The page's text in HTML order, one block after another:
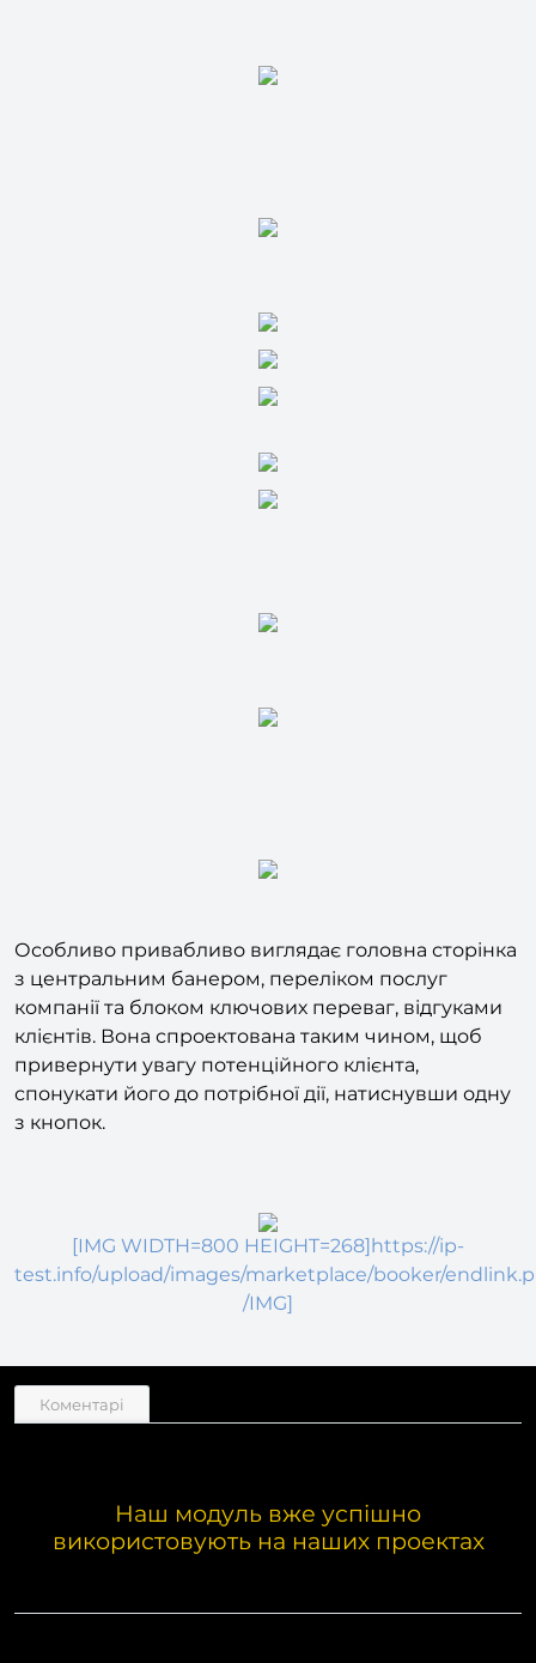
Особливо привабливо виглядає головна сторінка
з центральним банером, переліком послуг
компанії та блоком ключових переваг, відгуками
клієнтів. Вона спроектована таким чином, щоб
привернути увагу потенційного клієнта,
спонукати його до потрібної дії, натиснувши одну
[IMG WIDTH=800 HEIGHT=268]https://ip-
test.info/upload/images/marketplace/booker/
Наш модуль вже успішно